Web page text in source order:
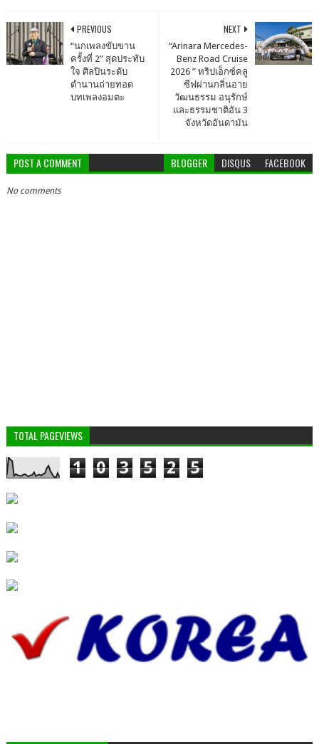
NEXT
“Arinara Mercedes-
Benz Road Cruise
2026 ” ทริปเอ็กซ์คลู
ซีฟผ่านกลิ่นอาย
วัฒนธรรม อนุรักษ์
และธรรมชาติอัน 3
จังหวัดอันดามัน
PREVIOUS
“นกเพลงขับขาน
ครั้งที่ 2” สุดประทับ
ใจ ศิลปินระดับ
ตำนานถ่ายทอด
บทเพลงอมตะ
POST A COMMENT BLOGGER DISQUS FACEBOOK
No comments
TOTAL PAGEVIEWS
1 0 3 5 2 5